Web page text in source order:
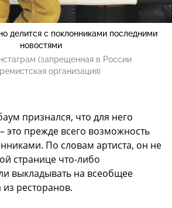
делится с поклонниками последними
новостями
(запрещенная в России
организация)
признался, что для него
это прежде всего возможность
По словам артиста, он не
странице что-либо
выкладывать на всеобщее
ресторанов.